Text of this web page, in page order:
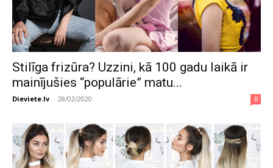
Stilīga frizūra? Uzzini, kā 100 gadu laikā ir
mainījušies “populārie” matu...
Dieviete.lv - 28/02/2020 0